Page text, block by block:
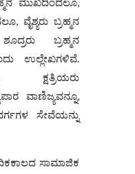
ವೈಶ್ಯರು ಬ್ರಹ್ಮನ
ಬ್ರಹ್ಮನ
ಉಲ್ಲೇಖಗಳಿವೆ.
ಕ್ಷತ್ರಿಯರು
ವಾಣಿಜ್ಯವನ್ನೂ,
ಸೇವೆಯನ್ನು
ಸಾಮಾಜಿಕ